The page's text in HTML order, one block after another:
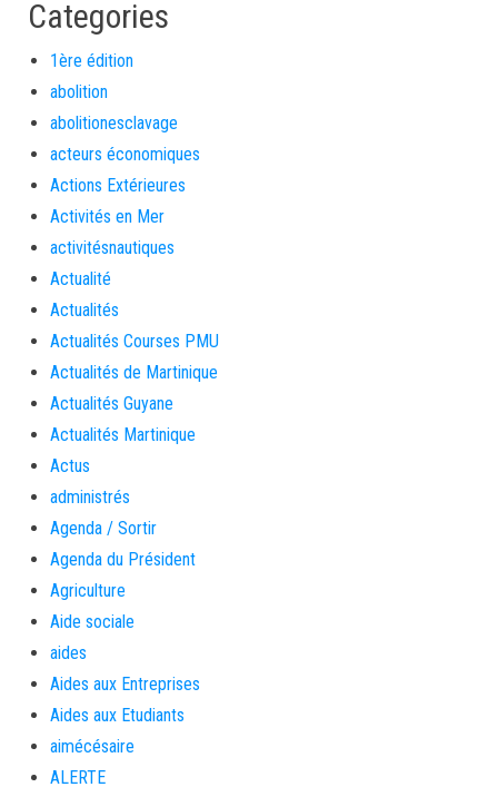
Categories
1ère édition
abolition
abolitionesclavage
acteurs économiques
Actions Extérieures
Activités en Mer
activitésnautiques
Actualité
Actualités
Actualités Courses PMU
Actualités de Martinique
Actualités Guyane
Actualités Martinique
Actus
administrés
Agenda / Sortir
Agenda du Président
Agriculture
Aide sociale
aides
Aides aux Entreprises
Aides aux Etudiants
aimécésaire
ALERTE